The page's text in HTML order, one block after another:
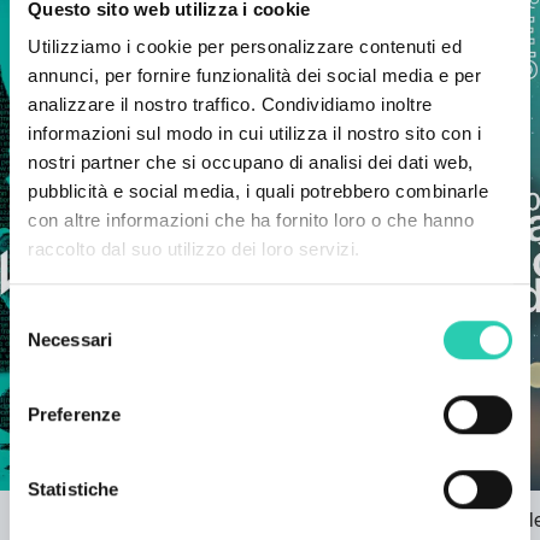
Questo sito web utilizza i cookie
Utilizziamo i cookie per personalizzare contenuti ed
annunci, per fornire funzionalità dei social media e per
analizzare il nostro traffico. Condividiamo inoltre
informazioni sul modo in cui utilizza il nostro sito con i
nostri partner che si occupano di analisi dei dati web,
pubblicità e social media, i quali potrebbero combinarle
con altre informazioni che ha fornito loro o che hanno
raccolto dal suo utilizzo dei loro servizi.
Selezione
del
consenso
Necessari
Preferenze
Statistiche
Luci di